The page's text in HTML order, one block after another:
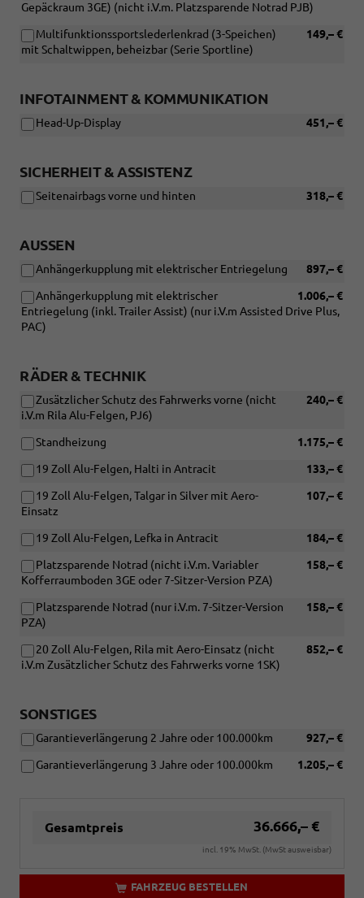
Gepäckraum 3GE) (nicht i.V.m. Platzsparende Notrad PJB)
149,– €
Multifunktionssportslederlenkrad (3-Speichen)
mit Schaltwippen, beheizbar (Serie Sportline)
INFOTAINMENT & KOMMUNIKATION
451,– €
Head-Up-Display
SICHERHEIT & ASSISTENZ
318,– €
Seitenairbags vorne und hinten
AUSSEN
897,– €
Anhängerkupplung mit elektrischer Entriegelung
1.006,– €
Anhängerkupplung mit elektrischer
Entriegelung (inkl. Trailer Assist) (nur i.V.m Assisted Drive Plus,
PAC)
RÄDER & TECHNIK
240,– €
Zusätzlicher Schutz des Fahrwerks vorne (nicht
i.V.m Rila Alu-Felgen, PJ6)
1.175,– €
Standheizung
133,– €
19 Zoll Alu-Felgen, Halti in Antracit
107,– €
19 Zoll Alu-Felgen, Talgar in Silver mit Aero-
Einsatz
184,– €
19 Zoll Alu-Felgen, Lefka in Antracit
158,– €
Platzsparende Notrad (nicht i.V.m. Variabler
Kofferraumboden 3GE oder 7-Sitzer-Version PZA)
158,– €
Platzsparende Notrad (nur i.V.m. 7-Sitzer-Version
PZA)
852,– €
20 Zoll Alu-Felgen, Rila mit Aero-Einsatz (nicht
i.V.m Zusätzlicher Schutz des Fahrwerks vorne 1SK)
SONSTIGES
927,– €
Garantieverlängerung 2 Jahre oder 100.000km
1.205,– €
Garantieverlängerung 3 Jahre oder 100.000km
Gesamtpreis 36.666,– €
incl. 19% MwSt. (MwSt ausweisbar)
FAHRZEUG BESTELLEN